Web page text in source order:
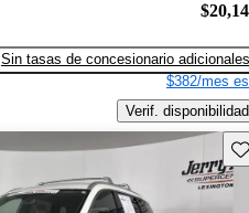
Sin tasas de concesionario adicionales
$382/mes
Verif. disponibilidad